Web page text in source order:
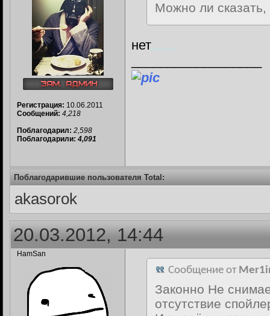
Регистрация: 10.06.2011
Сообщений: 4,218
Поблагодарил: 2,598
Поблагодарили: 4,091
Можно ли
нет.......
Поблагодарившие пользователя Total:
akasorok
20.03.2012, 14:44
HamSan
Сообщение от
Законно Не
отсутствие